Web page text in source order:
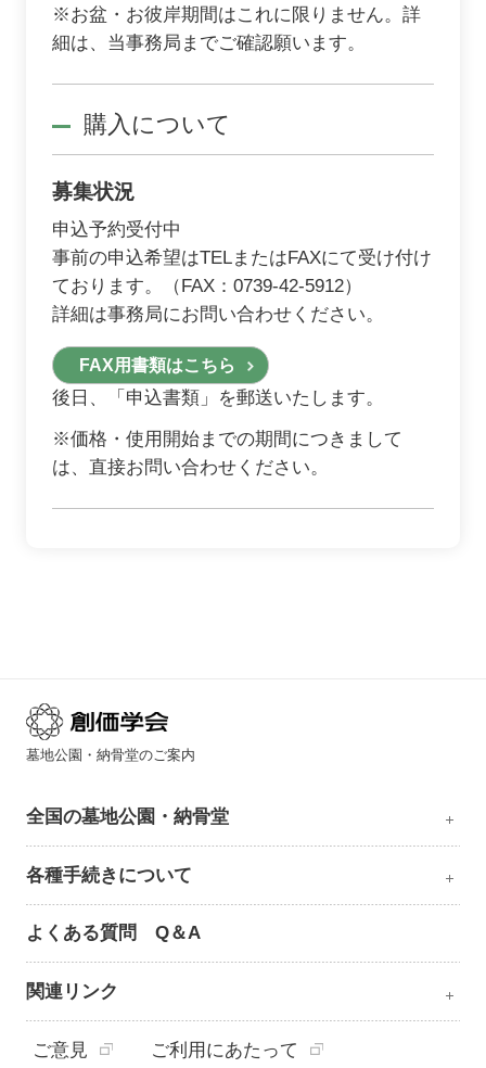
※お盆・お彼岸期間はこれに限りません。詳
細は、当事務局までご確認願います。
購入について
募集状況
申込予約受付中
事前の申込希望はTELまたはFAXにて受け付け
ております。（FAX：0739-42-5912）
詳細は事務局にお問い合わせください。
FAX用書類はこちら
後日、「申込書類」を郵送いたします。
※価格・使用開始までの期間につきまして
は、直接お問い合わせください。
墓地公園・納骨堂のご案内
全国の墓地公園・納骨堂
各種手続きについて
よくある質問 Q＆A
関連リンク
ご意見 ご利用にあたって